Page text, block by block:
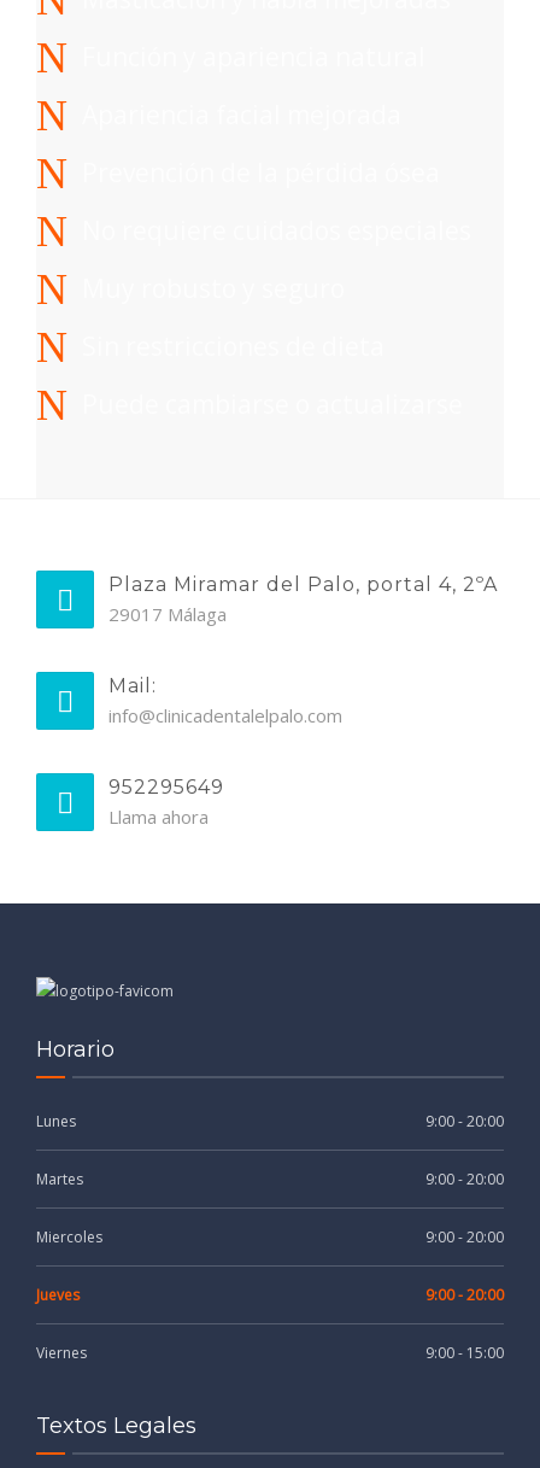
Plaza Miramar del Palo, portal 4, 2ºA
29017 Málaga
Mail:
info@clinicadentalelpalo.com
952295649
Llama ahora
Horario
Lunes 9:00 - 20:00
Martes 9:00 - 20:00
Miercoles 9:00 - 20:00
Jueves 9:00 - 20:00
Viernes 9:00 - 15:00
Textos Legales